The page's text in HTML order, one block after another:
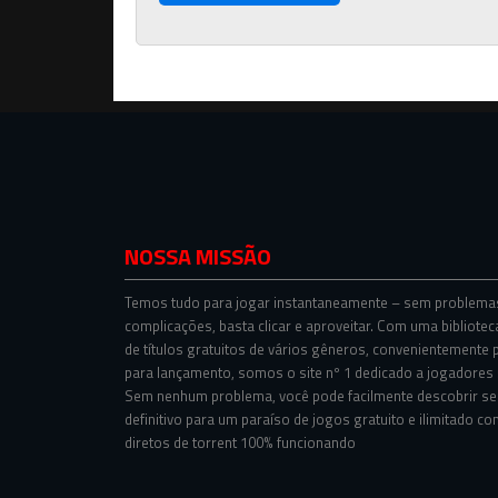
NOSSA MISSÃO
Temos tudo para jogar instantaneamente – sem
complicações, basta clicar e aproveitar. Com uma
de títulos gratuitos de vários gêneros, convenientemente
para lançamento, somos o site nº 1 dedicado a
Sem nenhum problema, você pode facilmente descobrir
definitivo para um paraíso de jogos gratuito e ilimitado
diretos de torrent 100% funcionando